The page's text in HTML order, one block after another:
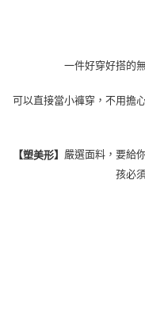
一件好穿好搭的
可以直接當小褲穿，不用擔
【塑美形】 嚴選面料，要給
孩必